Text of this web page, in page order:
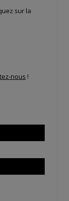
sur la
nous !